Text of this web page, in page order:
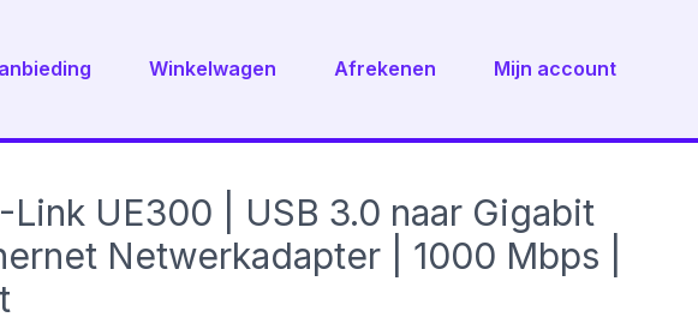
Winkelwagen Afrekenen Mijn account
Link UE300 | USB 3.0 naar Gigabit
Netwerkadapter | 1000 Mbps |